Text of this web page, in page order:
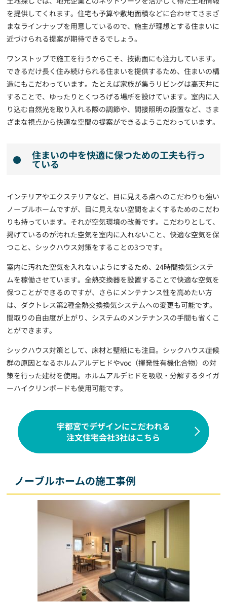
を提供してくれます。住宅も予算や敷地面積などに合わせてさまざ
まなラインナップを用意しているので、施主が理想とする住まいに
近づけられる提案が期待できるでしょう。
ワンストップで施工を行うからこそ、技術面にも注力しています。
できるだけ長く住み続けられる住まいを提供するため、住まいの構
造にもこだわっています。たとえば家族が集うリビングは高天井に
することで、ゆったりとくつろげる場所を設けています。室内に入
り込む自然光を取り入れる際の調節や、間接照明の設置など、さま
ざまな視点から快適な空間の提案ができるようこだわっています。
住まいの中を快適に保つための工夫も行っ
ている
インテリアやエクステリアなど、目に見える点へのこだわりも強い
ノーブルホームですが、目に見えない空間をよくするためのこだわ
りも持っています。それが空気環境の改善です。こだわりとして、
掲げているのが汚れた空気を室内に入れないこと、快適な空気を保
つこと、シックハウス対策をすることの3つです。
室内に汚れた空気を入れないようにするため、24時間換気システ
ムを稼働させています。全熱交換器を設置することで快適な空気を
保つことができるのですが、さらにメンテナンス性を高めたい方
は、ダクトレス第2種全熱交換換気システムへの変更も可能です。
間取りの自由度が上がり、システムのメンテナンスの手間も省くこ
とができます。
シックハウス対策として、床材と壁紙にも注目。シックハウス症候
群の原因となるホルムアルデヒドやvoc（揮発性有機化合物）の対
策を行った建材を使用。ホルムアルデヒドを吸収・分解するタイガ
ーハイクリンボードも使用可能です。
宇都宮でデザインにこだわれる
注文住宅会社3社はこちら
ノーブルホームの施工事例